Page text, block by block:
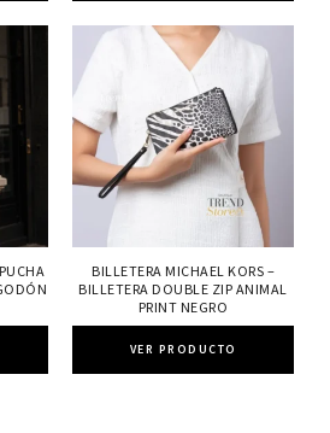
BILLETERA MICHAEL KORS –
BILLETERA DOUBLE ZIP ANIMAL
PRINT NEGRO
VER PRODUCTO